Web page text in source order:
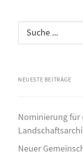
NEUESTE BEITRÄGE
Nominierung für
Neuer